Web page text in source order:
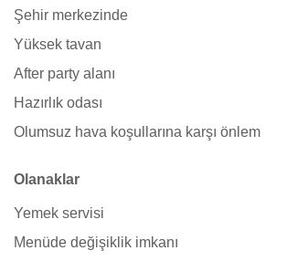
Şehir merkezinde
Yüksek tavan
After party alanı
Hazırlık odası
Olumsuz hava koşullarına karşı önlem
Olanaklar
Yemek servisi
Menüde değişiklik imkanı